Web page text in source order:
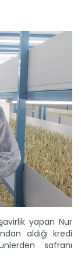
yapan Nur
aldığı kredi
safranı